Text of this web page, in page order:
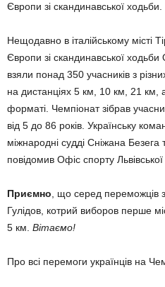
Європи зі скандинавської ходьби.
Нещодавно в італійському місті
Європи зі скандинавської
взяли понад 350 учасників з
на дистанціях 5 км, 10 км, 21 км,
форматі. Чемпіонат зібрав
від 5 до 86 років. Українську
міжнародні судді Сніжана
повідомив Офіс спорту Львівської
Приємно, що серед переможців
Гулідов, котрий виборов перше
5 км. Вітаємо!
Про всі перемоги українців на